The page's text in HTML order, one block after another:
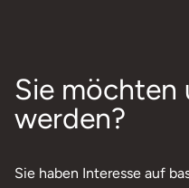
Sie möchten
werden?
Sie haben Interesse auf